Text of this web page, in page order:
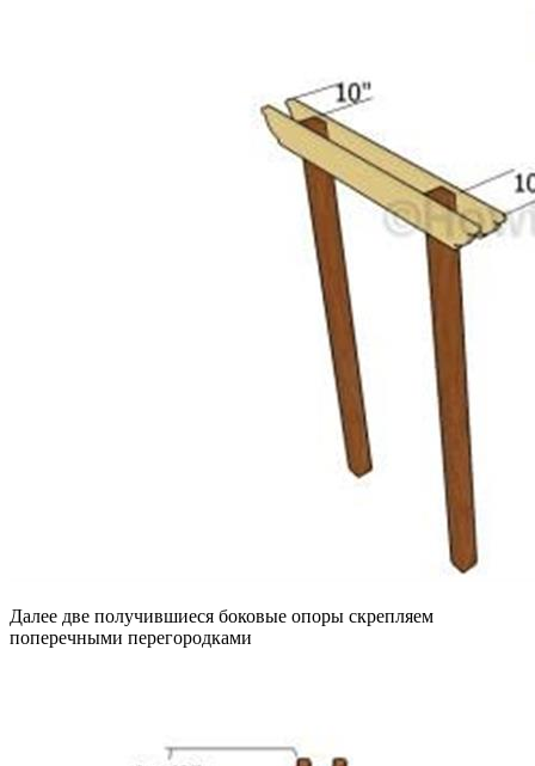
Далее две получившиеся боковые опоры скрепляем
поперечными перегородками